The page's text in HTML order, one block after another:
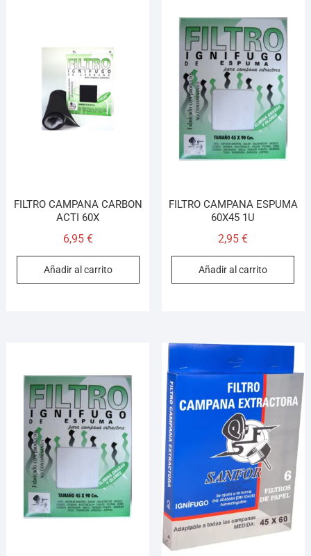
FILTRO CAMPANA CARBON
ACTI 60X
6,95 €
Añadir al carrito
FILTRO CAMPANA ESPUMA
60X45 1U
2,95€
Añadir al carrito